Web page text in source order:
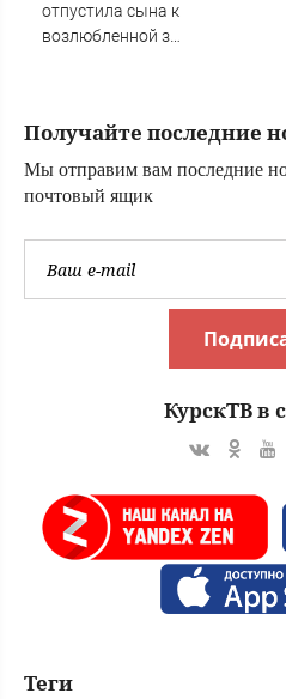
отпустила сына к
возлюбленной за
Получайте последние
Мы отправим вам последние
почтовый ящик
КурскТВ в
Теги